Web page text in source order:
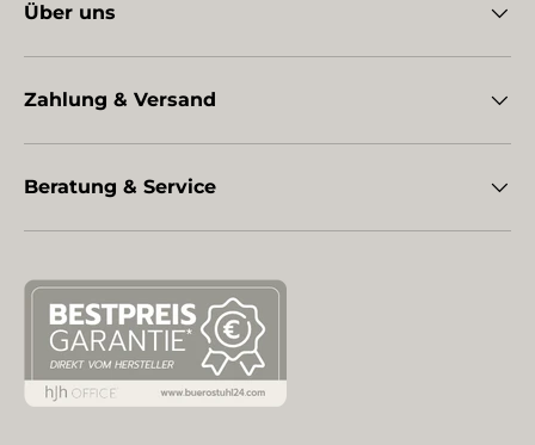
Über uns
Zahlung & Versand
Beratung & Service